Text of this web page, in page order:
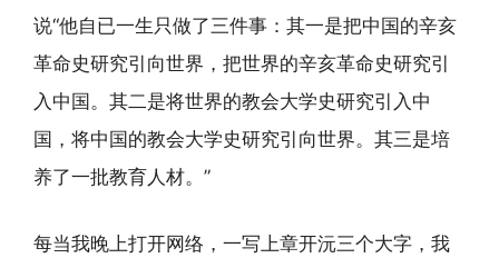
说“他自已一生只做了三件事：其一是把中国的辛亥
革命史研究引向世界，把世界的辛亥革命史研究引
入中国。其二是将世界的教会大学史研究引入中
国，将中国的教会大学史研究引向世界。其三是培
养了一批教育人材。”
每当我晚上打开网络，一写上章开沅三个大字，我